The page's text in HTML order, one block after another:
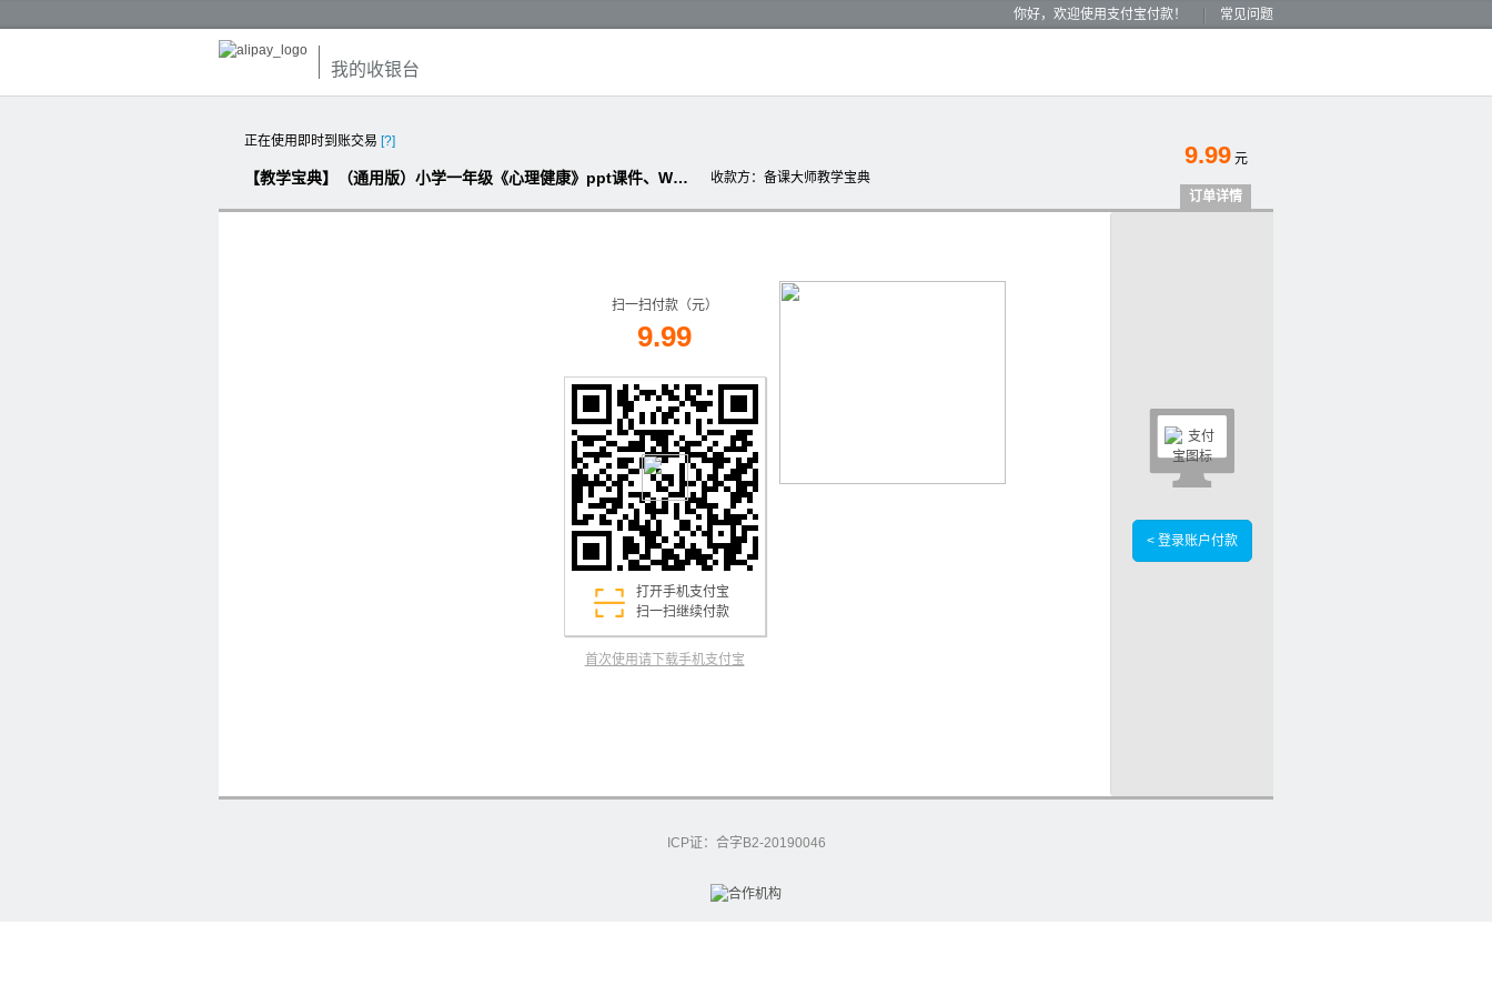
常见问题
你好，欢迎使用支付宝付款！
我的收银台
正在使用即时到账交易 [?]
【教学宝典】（通用版）小学一年级《心理健康》ppt课件、Word教案（配套版） 收款方：备课大师教学宝典
9.99 元
订单详情
扫一扫付款（元）
9.99
打开手机支付宝
扫一扫继续付款
首次使用请下载手机支付宝

< 登录账户付款
ICP证：合字B2-20190046